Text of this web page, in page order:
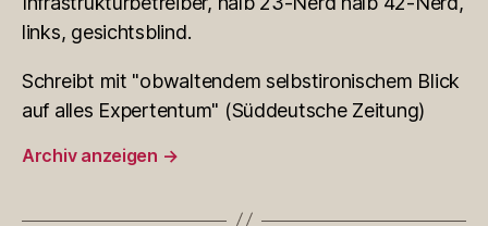
links, gesichtsblind.
Schreibt mit "obwaltendem selbstironischem Blick
auf alles Expertentum" (Süddeutsche Zeitung)
Archiv anzeigen →